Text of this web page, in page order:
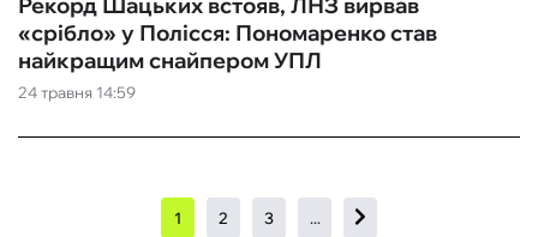
24 травня 14:59
«срібло» у Полісся: Пономаренко став
найкращим снайпером УПЛ
1 2 3 ...